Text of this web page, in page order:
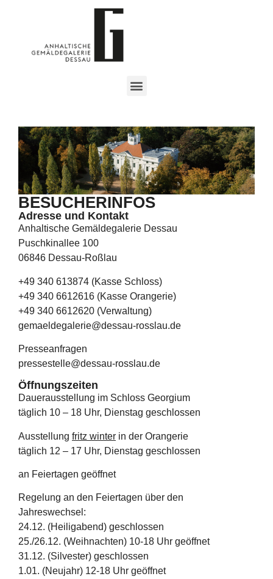
BESUCHERINFOS
Adresse und Kontakt
Anhaltische Gemäldegalerie Dessau
Puschkinallee 100
06846 Dessau-Roßlau
+49 340 613874 (Kasse Schloss)
+49 340 6612616 (Kasse Orangerie)
+49 340 6612620 (Verwaltung)
gemaeldegalerie@dessau-rosslau.de
Presseanfragen
pressestelle@dessau-rosslau.de
Öffnungszeiten
Dauerausstellung im Schloss Georgium
täglich 10 – 18 Uhr, Dienstag geschlossen
Ausstellung fritz winter in der Orangerie
täglich 12 – 17 Uhr, Dienstag geschlossen
an Feiertagen geöffnet
Regelung an den Feiertagen über den
Jahreswechsel:
24.12. (Heiligabend) geschlossen
25./26.12. (Weihnachten) 10-18 Uhr geöffnet
31.12. (Silvester) geschlossen
1.01. (Neujahr) 12-18 Uhr geöffnet